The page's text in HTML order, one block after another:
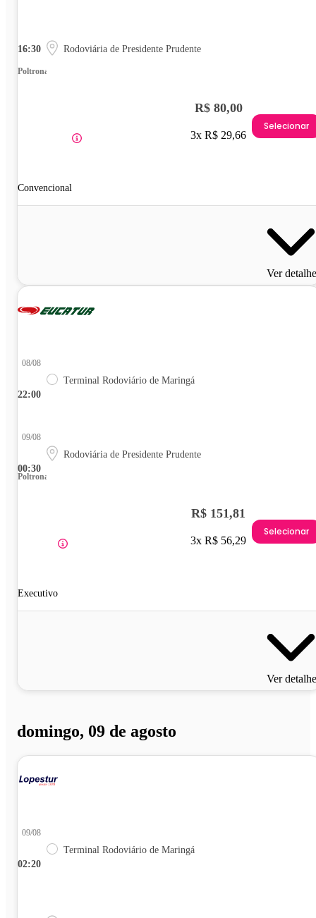
16:30 Rodoviária de Presidente Prudente
Poltrona
Convencional
R$ 80,00
3x R$ 29,66
Selecionar
Ver
22:00
08/08
Terminal Rodoviário de Maringá
00:30
09/08
Rodoviária de Presidente Prudente
Poltrona
Executivo
R$ 151,81
3x R$ 56,29
Selecionar
Ver
domingo, 09 de agosto
02:20
09/08
Terminal Rodoviário de Maringá